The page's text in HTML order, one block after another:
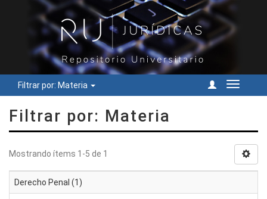
Filtrar por: Materia
Cambiar
Filtrar por: Materia
Mostrando ítems 1-5 de 1
Derecho Penal (1)